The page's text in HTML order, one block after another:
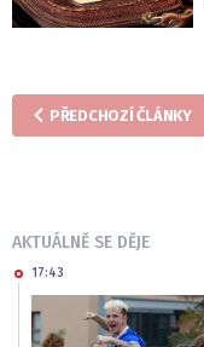
PŘEDCHOZÍ ČLÁNKY
AKTUÁLNĚ SE DĚJE
17:43